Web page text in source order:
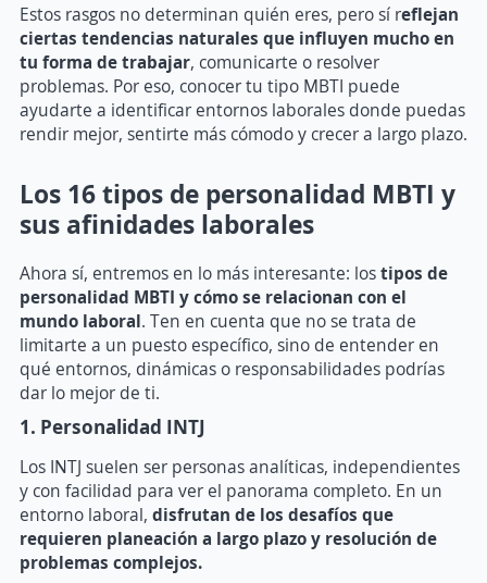
Estos rasgos no determinan quién eres, pero sí reflejan
ciertas tendencias naturales que influyen mucho en
tu forma de trabajar, comunicarte o resolver
problemas. Por eso, conocer tu tipo MBTI puede
ayudarte a identificar entornos laborales donde puedas
rendir mejor, sentirte más cómodo y crecer a largo plazo.
Los 16 tipos de personalidad MBTI y
sus afinidades laborales
Ahora sí, entremos en lo más interesante: lostipos de
personalidad MBTI y cómo se relacionan con el
mundo laboral. Ten en cuenta que no se trata de
limitarte a un puesto específico, sino de entender en
qué entornos, dinámicas o responsabilidades podrías
dar lo mejor de ti.
1. Personalidad INTJ
Los INTJ suelen ser personas analíticas, independientes
y con facilidad para ver el panorama completo. En un
entorno laboral, disfrutan de los desafíos que
requieren planeación a largo plazo y resolución de
problemas complejos.